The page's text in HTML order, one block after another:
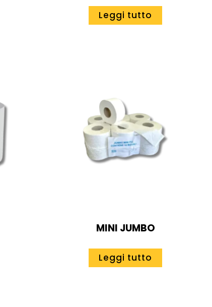
Leggi tutto
MINI JUMBO
Leggi tutto